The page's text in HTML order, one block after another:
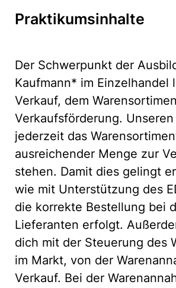
Praktikumsinhalte
Der Schwerpunkt der
Kaufmann* im Einzelhandel
Verkauf, dem
Verkaufsförderung.
jederzeit das
ausreichender Menge zur
stehen. Damit dies gelingt
wie mit Unterstützung des
die korrekte Bestellung bei
Lieferanten erfolgt.
dich mit der Steuerung des
im Markt, von der
Verkauf. Bei der